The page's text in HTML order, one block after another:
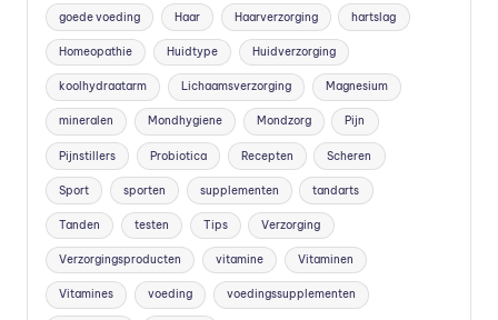
e
s
k
o
p
e
n
?
goede voeding Haar Haarverzorging hartslag
Homeopathie Huidtype Huidverzorging
koolhydraatarm Lichaamsverzorging Magnesium
mineralen Mondhygiene Mondzorg Pijn
Pijnstillers Probiotica Recepten Scheren
Sport sporten supplementen tandarts
Tanden testen Tips Verzorging
Verzorgingsproducten vitamine Vitaminen
Vitamines voeding voedingssupplementen